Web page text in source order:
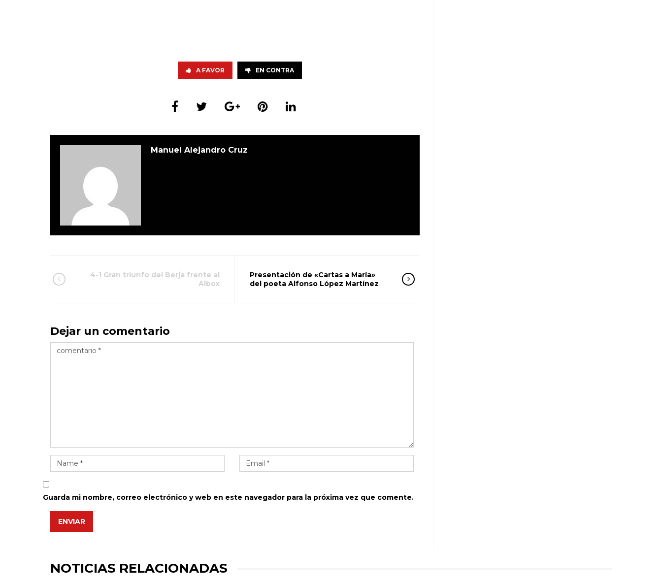
A FAVOR EN CONTRA
Manuel Alejandro Cruz
4-1 Gran triunfo del Berja frente al
Albox
Presentación de «Cartas a María»
del poeta Alfonso López Martínez
Dejar un comentario
Guarda mi nombre, correo electrónico y web en este navegador para la próxima vez que comente.
ENVIAR
NOTICIAS RELACIONADAS